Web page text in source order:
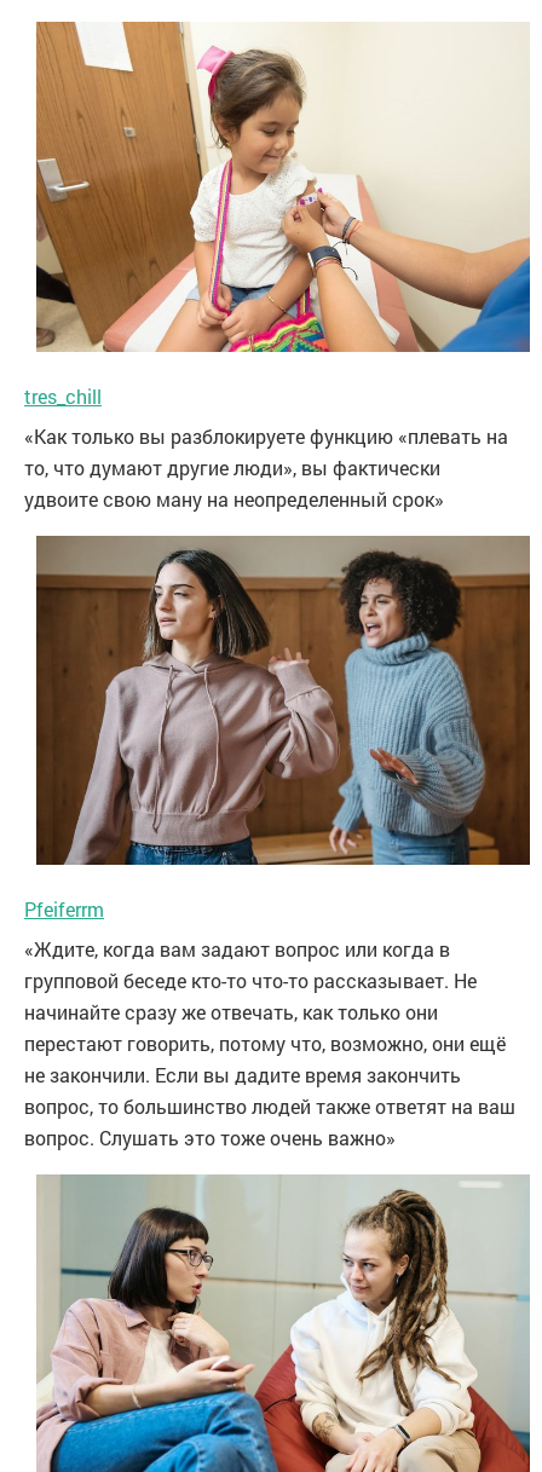
tres_chill
«Как только вы разблокируете функцию «плевать на
то, что думают другие люди», вы фактически
удвоите свою ману на неопределенный срок»
Pfeiferrm
«Ждите, когда вам задают вопрос или когда в
групповой беседе кто-то что-то рассказывает. Не
начинайте сразу же отвечать, как только они
перестают говорить, потому что, возможно, они ещё
не закончили. Если вы дадите время закончить
вопрос, то большинство людей также ответят на ваш
вопрос. Слушать это тоже очень важно»